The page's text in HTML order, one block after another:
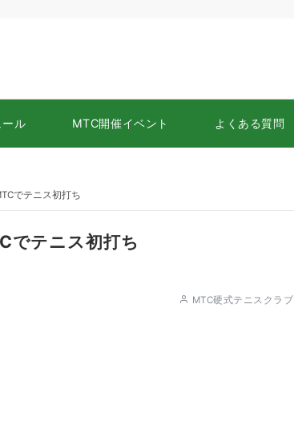
ール MTC開催イベント よくある質問
でテニス初打ち
でテニス初打ち
MTC硬式テニスクラブ